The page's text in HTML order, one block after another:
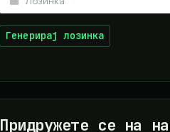
Генерирај лозинка
Придружете се на